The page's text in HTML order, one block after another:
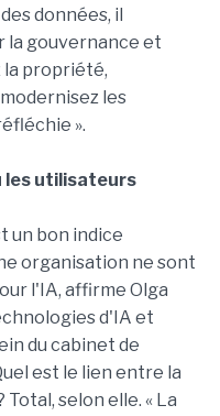
données, il
la gouvernance et
la propriété,
les
».
les utilisateurs
un bon indice
organisation ne sont
l'IA, affirme Olga
d'IA et
du cabinet de
est le lien entre la
selon elle. « La